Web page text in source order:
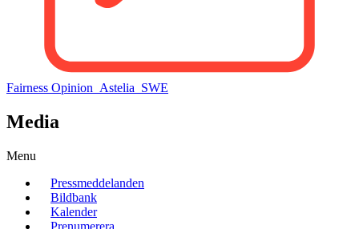
Fairness Opinion_Astelia_SWE
Media
Menu
Pressmeddelanden
Bildbank
Kalender
Prenumerera